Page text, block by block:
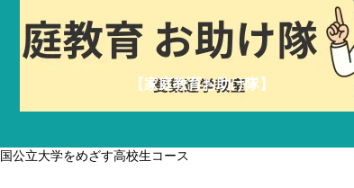
【家庭教育お助け隊】
国公立大学をめざす高校生コース